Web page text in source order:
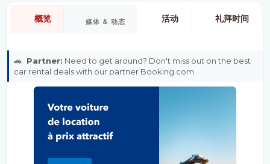
概览 媒体 & 动态 活动 礼拜时间
🚗 Partner: Need to get around? Don't miss out on the best
car rental deals with our partner Booking.com.